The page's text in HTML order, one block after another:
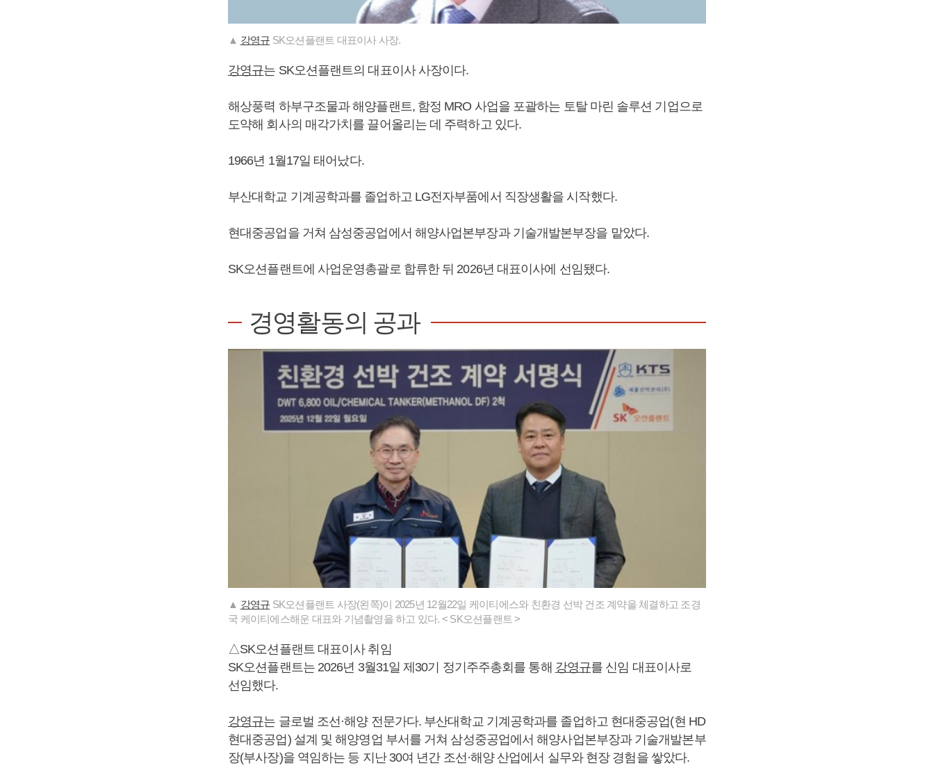
▲ 강영규 SK오션플랜트 대표이사 사장.
강영규는 SK오션플랜트의 대표이사 사장이다.
해상풍력 하부구조물과 해양플랜트, 함정 MRO 사업을 포괄하는 토탈 마린 솔루션 기업으로
도약해 회사의 매각가치를 끌어올리는 데 주력하고 있다.
1966년 1월17일 태어났다.
부산대학교 기계공학과를 졸업하고 LG전자부품에서 직장생활을 시작했다.
현대중공업을 거쳐 삼성중공업에서 해양사업본부장과 기술개발본부장을 맡았다.
SK오션플랜트에 사업운영총괄로 합류한 뒤 2026년 대표이사에 선임됐다.
경영활동의 공과
▲ 강영규 SK오션플랜트 사장(왼쪽)이 2025년 12월22일 케이티에스와 친환경 선박 건조 계약을 체결하고 조경
국 케이티에스해운 대표와 기념촬영을 하고 있다. < SK오션플랜트 >
△SK오션플랜트 대표이사 취임
SK오션플랜트는 2026년 3월31일 제30기 정기주주총회를 통해 강영규를 신임 대표이사로
선임했다.
강영규는 글로벌 조선·해양 전문가다. 부산대학교 기계공학과를 졸업하고 현대중공업(현 HD
현대중공업) 설계 및 해양영업 부서를 거쳐 삼성중공업에서 해양사업본부장과 기술개발본부
장(부사장)을 역임하는 등 지난 30여 년간 조선·해양 산업에서 실무와 현장 경험을 쌓았다.